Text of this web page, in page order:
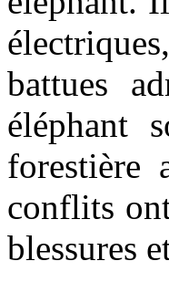
battues
éléphant
forestière
conflits
blessures